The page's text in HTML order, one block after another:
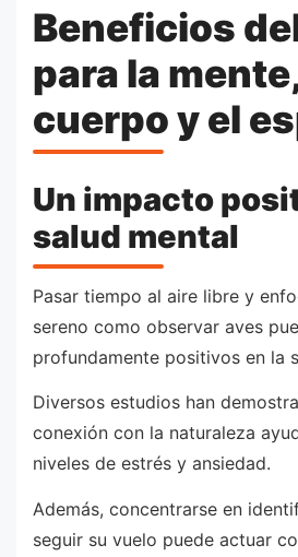
Beneficios
para la
cuerpo y el
Un impacto
salud mental
Pasar tiempo al aire libre y
sereno como observar aves
profundamente positivos en la
Diversos estudios han
conexión con la naturaleza
niveles de estrés y ansiedad.
Además, concentrarse en
seguir su vuelo puede actuar